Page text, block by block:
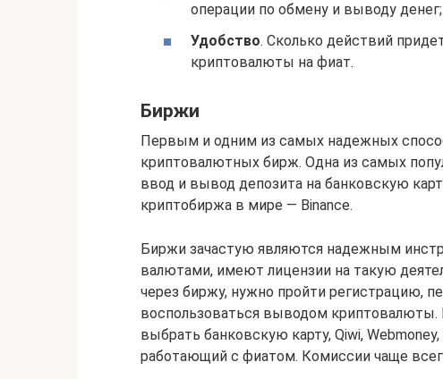
операции по обмену и выводу денег;
Удобство. Сколько действий
криптовалюты на фиат.
Биржи
Первым и одним из самых надежных
криптовалютных бирж. Одна из самых
ввод и вывод депозита на банковскую
криптобиржа в мире — Binance.
Биржи зачастую являются надежным
валютами, имеют лицензии на такую
через биржу, нужно пройти регистрацию,
воспользоваться выводом
выбрать банковскую карту, Qiwi,
работающий с фиатом. Комиссии чаще